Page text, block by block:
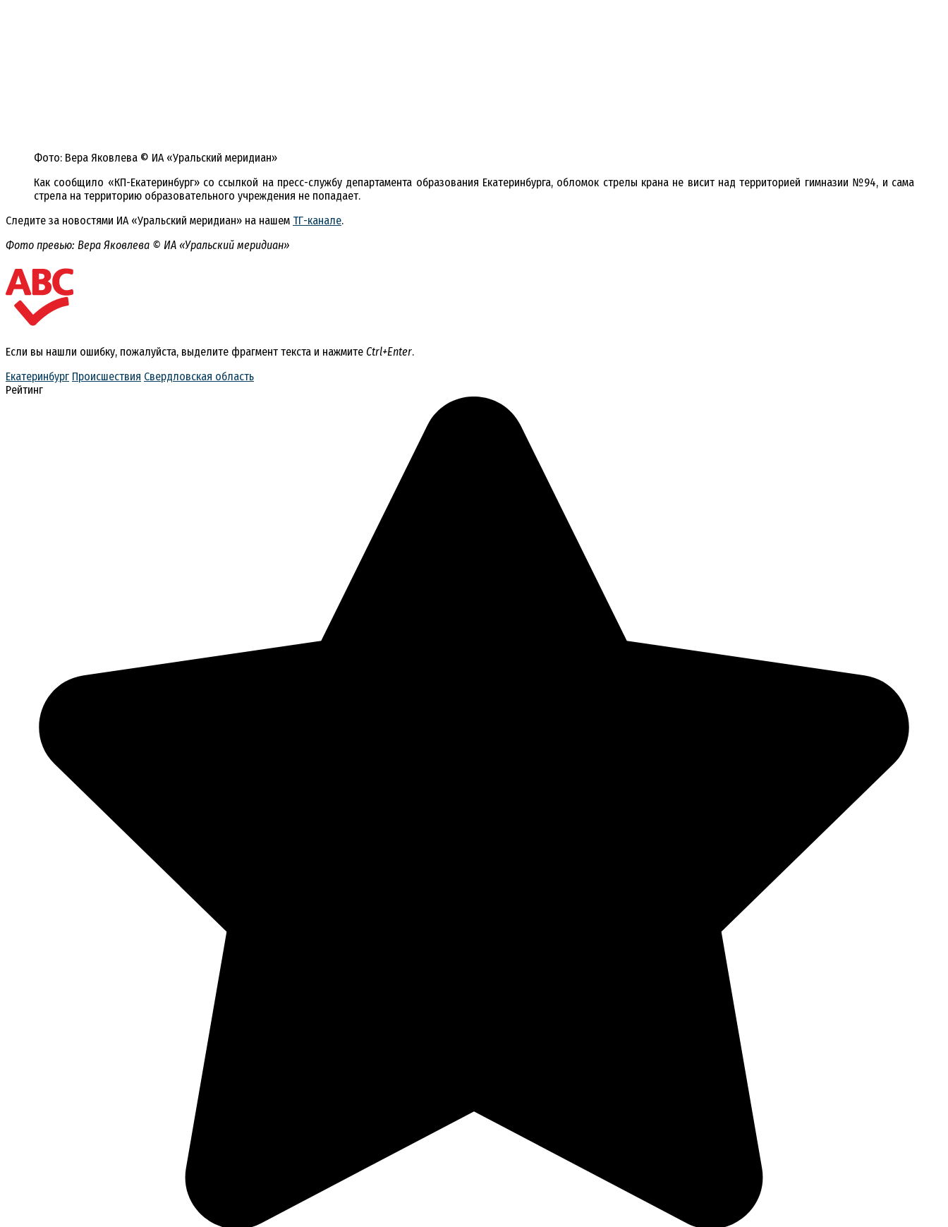
Фото: Вера Яковлева © ИА «Уральский меридиан»
Как сообщило «КП-Екатеринбург» со ссылкой на пресс-службу департамента образования Екатеринбурга, обломок стрелы крана не висит над территорией гимназии №94, и сама
стрела на территорию образовательного учреждения не попадает.
Следите за новостями ИА «Уральский меридиан» на нашем ТГ-канале.
Фото превью: Вера Яковлева © ИА «Уральский меридиан»
Если вы нашли ошибку, пожалуйста, выделите фрагмент текста и нажмите Ctrl+Enter.
Екатеринбург Происшествия Свердловская область
Рейтинг